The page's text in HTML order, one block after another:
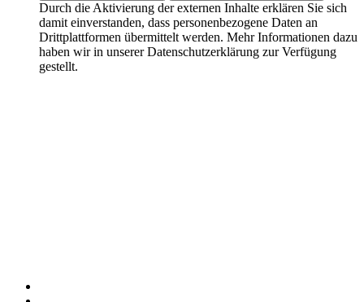
Durch die Aktivierung der externen Inhalte erklären Sie sich
damit einverstanden, dass personenbezogene Daten an
Drittplattformen übermittelt werden. Mehr Informationen dazu
haben wir in unserer Datenschutzerklärung zur Verfügung
gestellt.